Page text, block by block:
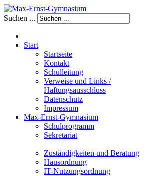
Suchen ...
Start
Startseite
Kontakt
Schulleitung
Verweise und Links /
Haftungsausschluss
Datenschutz
Impressum
Max-Ernst-Gymnasium
Schulprogramm
Sekretariat
Zuständigkeiten und Beratung
Hausordnung
IT-Nutzungsordnung